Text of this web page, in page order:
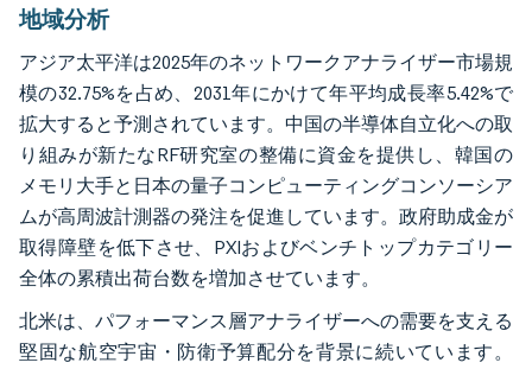
地域分析
アジア太平洋は2025年のネットワークアナライザー市場規
模の32.75%を占め、2031年にかけて年平均成長率5.42%で
拡大すると予測されています。中国の半導体自立化への取
り組みが新たなRF研究室の整備に資金を提供し、韓国の
メモリ大手と日本の量子コンピューティングコンソーシア
ムが高周波計測器の発注を促進しています。政府助成金が
取得障壁を低下させ、PXIおよびベンチトップカテゴリー
全体の累積出荷台数を増加させています。
北米は、パフォーマンス層アナライザーへの需要を支える
堅固な航空宇宙・防衛予算配分を背景に続いています。